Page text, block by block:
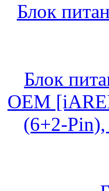
Блок
Блок
OEM
(6+2-